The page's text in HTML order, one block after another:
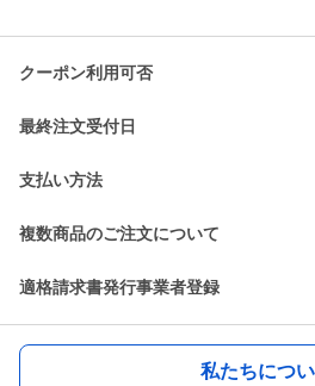
クーポン利用可否
最終注文受付日
支払い方法
複数商品のご注文について
適格請求書発行事業者登録
私たちにつ